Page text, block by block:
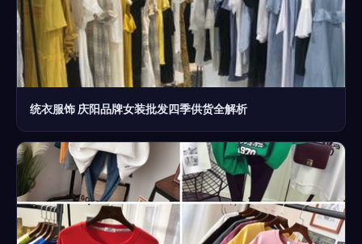
统衣服饰 庆阳品牌女装批发四季供货全解析